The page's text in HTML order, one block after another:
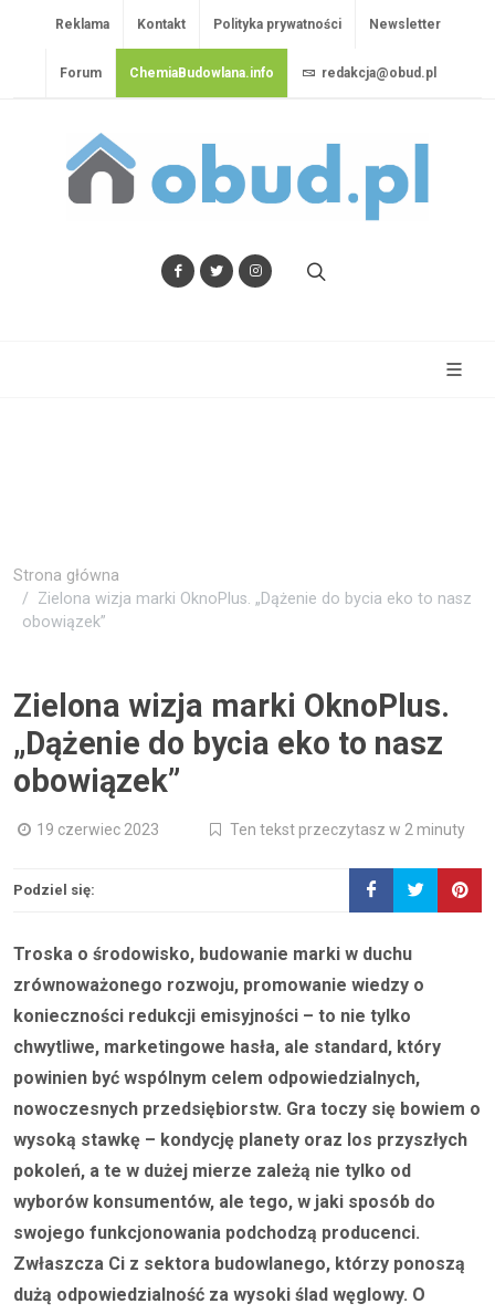
Reklama Kontakt Polityka prywatności Newsletter
Forum ChemiaBudowlana.info redakcja@obud.pl
Strona główna
Zielona wizja marki OknoPlus. „Dążenie do bycia eko to nasz
obowiązek”
Zielona wizja marki OknoPlus.
„Dążenie do bycia eko to nasz
obowiązek”
19 czerwiec 2023 Ten tekst przeczytasz w 2 minuty
Podziel się:
Troska o środowisko, budowanie marki w duchu
zrównoważonego rozwoju, promowanie wiedzy o
konieczności redukcji emisyjności – to nie tylko
chwytliwe, marketingowe hasła, ale standard, który
powinien być wspólnym celem odpowiedzialnych,
nowoczesnych przedsiębiorstw. Gra toczy się bowiem o
wysoką stawkę – kondycję planety oraz los przyszłych
pokoleń, a te w dużej mierze zależą nie tylko od
wyborów konsumentów, ale tego, w jaki sposób do
swojego funkcjonowania podchodzą producenci.
Zwłaszcza Ci z sektora budowlanego, którzy ponoszą
dużą odpowiedzialność za wysoki ślad węglowy. O